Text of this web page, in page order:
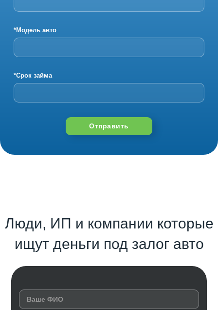
*Модель авто
*Срок займа
Отправить
Люди, ИП и компании которые
ищут деньги под залог авто